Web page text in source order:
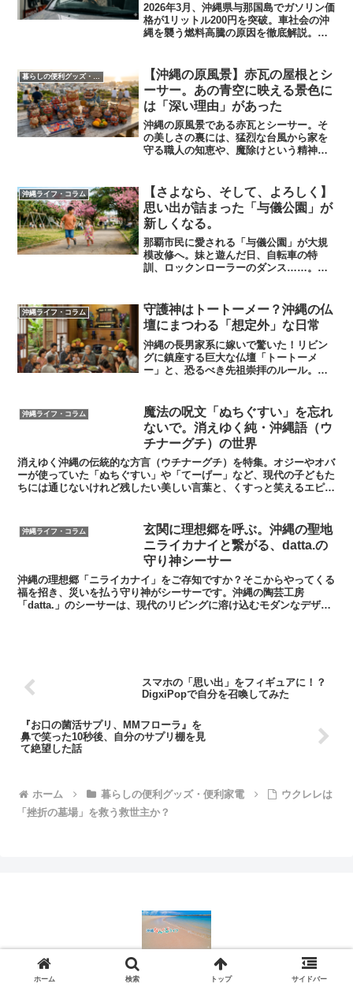
2026年3月、沖縄県与那国島でガソリン価
格が1リットル200円を突破。車社会の沖
縄を襲う燃料高騰の原因を徹底解説。輸
や、今日からできる「プチ省エネ家電」
を活用した家計防衛術を提案します。
【沖縄の原風景】赤瓦の屋根とシ
ーサー。あの青空に映える景色に
は「深い理由」があった
沖縄の原風景である赤瓦とシーサー。そ
の美しさの裏には、猛烈な台風から家を
守る職人の知恵や、魔除けという精神文
人々の願いと、歴史的背景に迫る一記事
の要約です。
沖縄ライフ・コラム
​【さよなら、そして、よろしく】
思い出が詰まった「与儀公園」が
新しくなる。
​那覇市民に愛される「与儀公園」が大規
模改修へ。妹と遊んだ日、自転車の特
訓、ロックンローラーのダンス……。心
りゆく景色への期待と寂しさを綴る、地
域愛あふれる記録。
沖縄ライフ・コラム
​守護神はトートーメー？沖縄の仏
壇にまつわる「想定外」な日常
​沖縄の長男家系に嫁いで驚いた！リビン
グに鎮座する巨大な仏壇「トートーメ
ー」と、恐るべき先祖崇拝のルール。行
線へ？強烈な「カマドおばぁ」のエピソ
ードを交え、大変さの先に見える先祖と
の深い繋がりを綴る。
沖縄ライフ・コラム
魔法の呪文「ぬちぐすい」を忘れ
ないで。消えゆく純・沖縄語（ウ
チナーグチ）の世界
消えゆく沖縄の伝統的な方言（ウチナーグチ）を特集。オジーやオバ
ーが使っていた「ぬちぐすい」や「てーげー」など、現代の子どもた
ちには通じないけれど残したい美しい言葉と、くすっと笑えるエピソ
沖縄ライフ・コラム
玄関に理想郷を呼ぶ。沖縄の聖地
ニライカナイと繋がる、datta.の
守り神シーサー
​沖縄の理想郷「ニライカナイ」をご存知ですか？そこからやってくる
福を招き、災いを払う守り神がシーサーです。沖縄の陶芸工房
「datta.」のシーサーは、現代のリビングに溶け込むモダンなデザイ
スマホの「思い出」をフィギュアに！？
DigxiPopで自分を召喚してみた
『お口の菌活サプリ、MMフローラ』を
鼻で笑った10秒後、自分のサプリ棚を見
て絶望した話
ホーム 暮らしの便利グッズ・便利家電
​ウクレレは
「挫折の墓場」を救う救世主か？
© 2026 沖縄なんくるライフ.
ホーム 検索 トップ サイドバー